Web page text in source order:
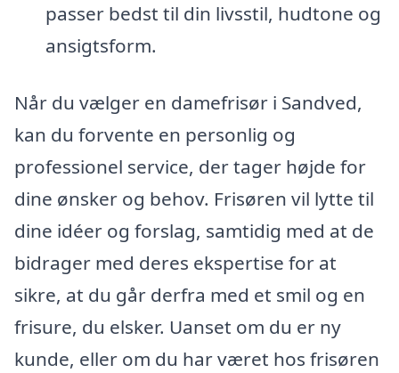
passer bedst til din livsstil, hudtone og
ansigtsform.
Når du vælger en damefrisør i Sandved,
kan du forvente en personlig og
professionel service, der tager højde for
dine ønsker og behov. Frisøren vil lytte til
dine idéer og forslag, samtidig med at de
bidrager med deres ekspertise for at
sikre, at du går derfra med et smil og en
frisure, du elsker. Uanset om du er ny
kunde, eller om du har været hos frisøren